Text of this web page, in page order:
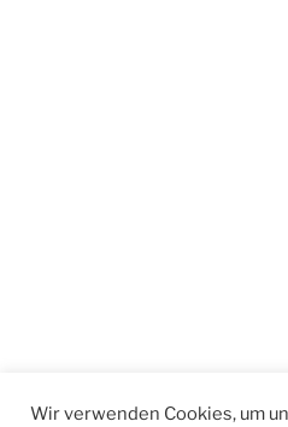
Wir verwenden Cookies, um